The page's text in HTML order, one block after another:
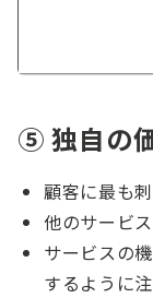
⑤ 独自の
顧客に最も
他のサービ
サービスの
するように